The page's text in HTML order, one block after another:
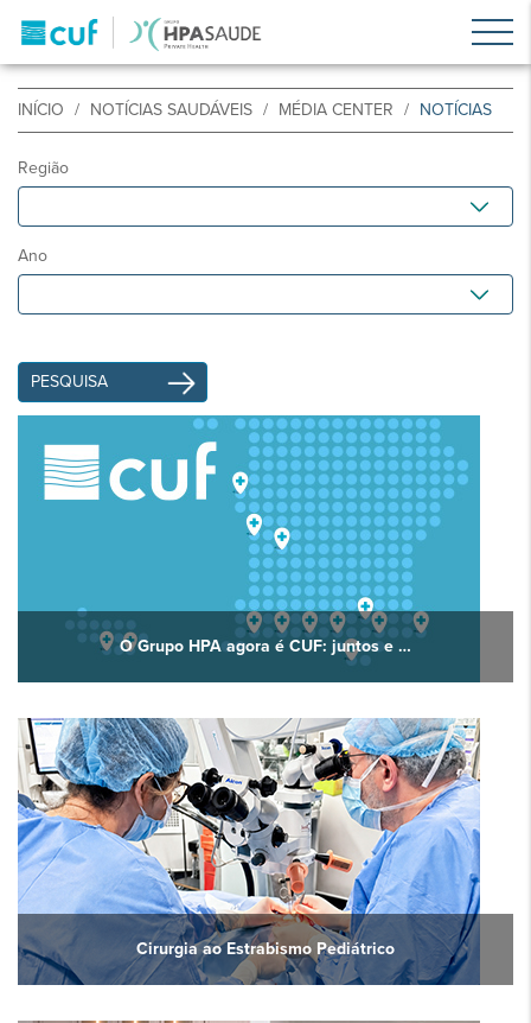
INÍCIO NOTÍCIAS SAUDÁVEIS MÉDIA CENTER NOTÍCIAS
Região
Ano
O Grupo HPA agora é CUF: juntos e …
Cirurgia ao Estrabismo Pediátrico